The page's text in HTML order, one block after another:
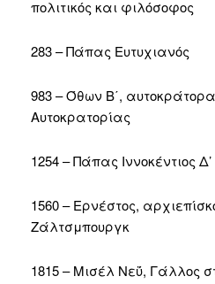
πολιτικός και φιλόσοφος
283 – Πάπας Ευτυχιανός
983 – Όθων Β΄,
Αυτοκρατορίας
1254 – Πάπας Ιννοκέντιος Δ’
1560 – Ερνέστος,
Ζάλτσμπουργκ
1815 – Μισέλ Νεΰ, Γάλλος